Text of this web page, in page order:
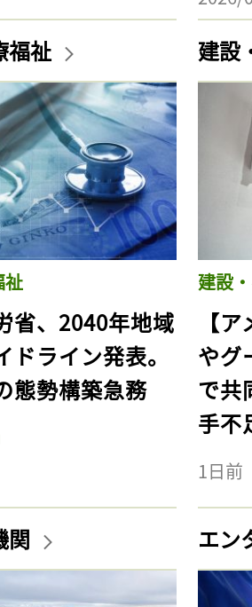
福祉
祉
省、2040年地域
ドライン発表。
態勢構築急務
建設
建設
【
やグ
で共
手不
1日前
関 エン